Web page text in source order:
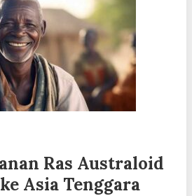
Ras Australoid
Asia Tenggara